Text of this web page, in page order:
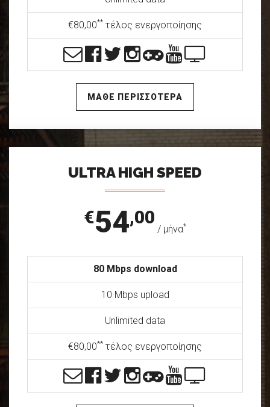
€80,00** τέλος ενεργοποίησης
ΜΑΘΕ ΠΕΡΙΣΣΟΤΕΡΑ
ULTRA HIGH SPEED
€54,00
/ μήνα*
80 Mbps download
10 Mbps upload
Unlimited data
€80,00** τέλος ενεργοποίησης